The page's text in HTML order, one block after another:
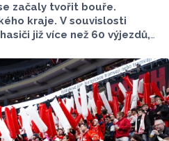
začaly tvořit bouře.
kraje. V souvislosti
již více než 60 výjezdů,
na sociálních sítích.